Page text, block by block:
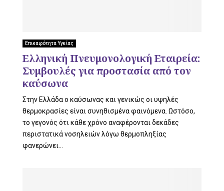
Επικαιρότητα Υγείας
Ελληνική Πνευμονολογική Εταιρεία:
Συμβουλές για προστασία από τον
καύσωνα
Στην Ελλάδα ο καύσωνας και γενικώς οι υψηλές
θερμοκρασίες είναι συνηθισμένα φαινόμενα. Ωστόσο,
το γεγονός ότι κάθε χρόνο αναφέρονται δεκάδες
περιστατικά νοσηλειών λόγω θερμοπληξίας
φανερώνει...